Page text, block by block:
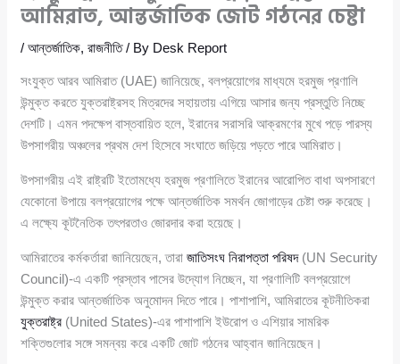
আমিরাত, আন্তর্জাতিক জোট গঠনের চেষ্টা
/আন্তর্জাতিক,রাজনীতি/ By Desk Report
সংযুক্ত আরব আমিরাত (UAE) জানিয়েছে, বলপ্রয়োগের মাধ্যমে হরমুজ প্রণালি
উন্মুক্ত করতে যুক্তরাষ্ট্রসহ মিত্রদের সহায়তায় এগিয়ে আসার জন্য প্রস্তুতি নিচ্ছে
দেশটি। এমন পদক্ষেপ বাস্তবায়িত হলে, ইরানের সরাসরি আক্রমণের মুখে পড়ে পারস্য
উপসাগরীয় অঞ্চলের প্রথম দেশ হিসেবে সংঘাতে জড়িয়ে পড়তে পারে আমিরাত।
উপসাগরীয় এই রাষ্ট্রটি ইতোমধ্যে হরমুজ প্রণালিতে ইরানের আরোপিত বাধা অপসারণে
যেকোনো উপায়ে বলপ্রয়োগের পক্ষে আন্তর্জাতিক সমর্থন জোগাড়ের চেষ্টা শুরু করেছে।
এ লক্ষ্যে কূটনৈতিক তৎপরতাও জোরদার করা হয়েছে।
আমিরাতের কর্মকর্তারা জানিয়েছেন, তারাজাতিসংঘ নিরাপত্তা পরিষদ(UN Security
Council)-এ একটি প্রস্তাব পাসের উদ্যোগ নিচ্ছেন, যা প্রণালিটি বলপ্রয়োগে
উন্মুক্ত করার আন্তর্জাতিক অনুমোদন দিতে পারে। পাশাপাশি, আমিরাতের কূটনীতিকরা
যুক্তরাষ্ট্র (United States)-এর পাশাপাশি ইউরোপ ও এশিয়ার সামরিক
শক্তিগুলোর সঙ্গে সমন্বয় করে একটি জোট গঠনের আহ্বান জানিয়েছেন।